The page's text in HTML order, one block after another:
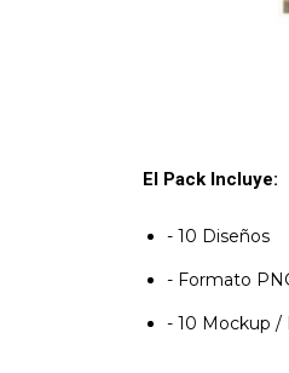
El Pack Incluye:
- 10 Diseños
- Formato
- 10 Mockup /